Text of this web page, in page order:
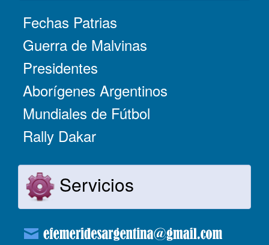
Fechas Patrias
Guerra de Malvinas
Presidentes
Aborígenes Argentinos
Mundiales de Fútbol
Rally Dakar
Servicios